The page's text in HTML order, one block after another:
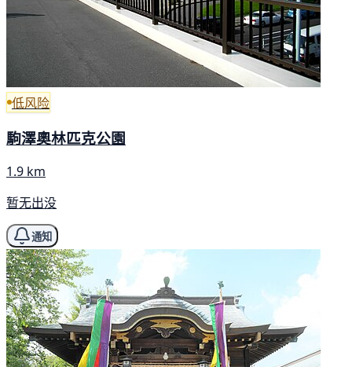
低风险
駒澤奧林匹克公園
1.9 km
暂无出没
通知